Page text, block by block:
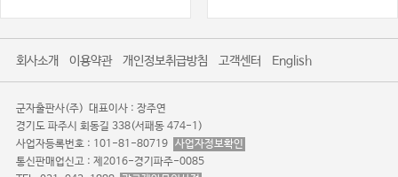
회사소개 이용약관 개인정보취급방침 고객센터 English
군자출판사(주) 대표이사 : 장주연
경기도 파주시 회동길 338(서패동 474-1)
사업자등록번호 : 101-81-80719 사업자정보확인
통신판매업신고 : 제2016-경기파주-0085